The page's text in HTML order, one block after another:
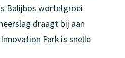
Balijbos wortelgroei
draagt bij aan
Park is snelle